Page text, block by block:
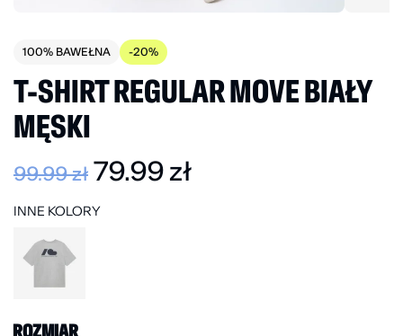
100% BAWEŁNA -20%
T-SHIRT REGULAR MOVE BIAŁY
MĘSKI
99.99zł 79.99zł
INNE KOLORY
ROZMIAR